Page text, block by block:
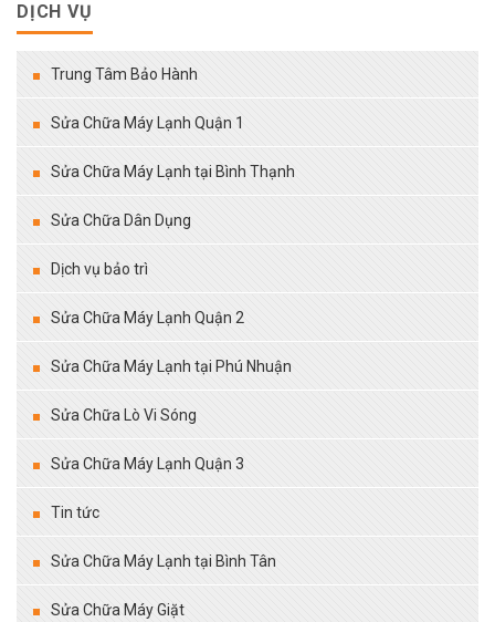
DỊCH VỤ
Trung Tâm Bảo Hành
Sửa Chữa Máy Lạnh Quận 1
Sửa Chữa Máy Lạnh tại Bình Thạnh
Sửa Chữa Dân Dụng
Dịch vụ bảo trì
Sửa Chữa Máy Lạnh Quận 2
Sửa Chữa Máy Lạnh tại Phú Nhuận
Sửa Chữa Lò Vi Sóng
Sửa Chữa Máy Lạnh Quận 3
Tin tức
Sửa Chữa Máy Lạnh tại Bình Tân
Sửa Chữa Máy Giặt